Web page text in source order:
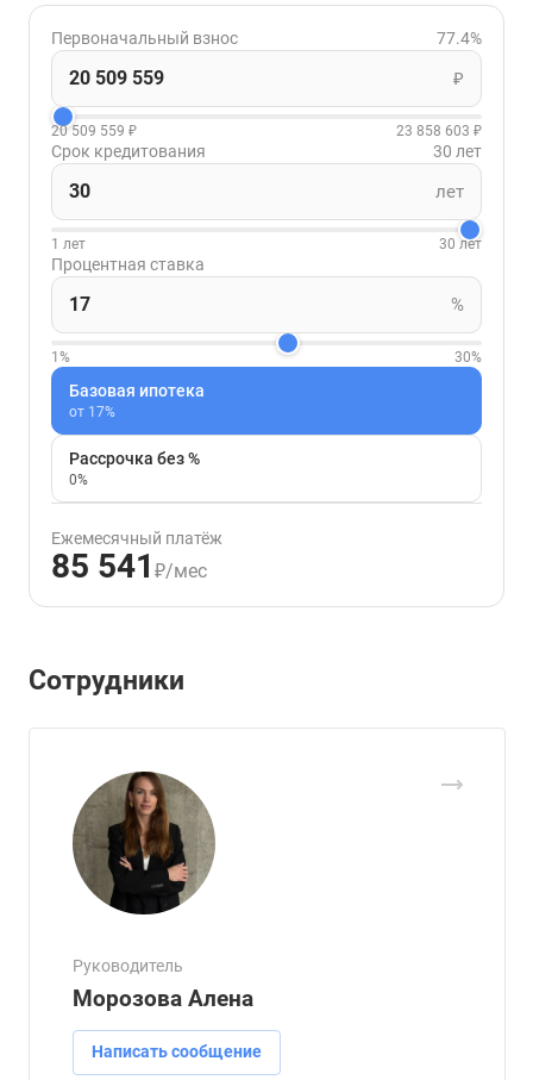
Первоначальный взнос 77.4%
₽
20 509 559 ₽ 23 858 603 ₽
Срок кредитования 30 лет
лет
1 лет 30 лет
Процентная ставка
%
1% 30%
Базовая ипотека
от 17%
Рассрочка без %
0%
Ежемесячный платёж
85 541 ₽/мес
Сотрудники
Руководитель
Морозова Алена
Написать сообщение